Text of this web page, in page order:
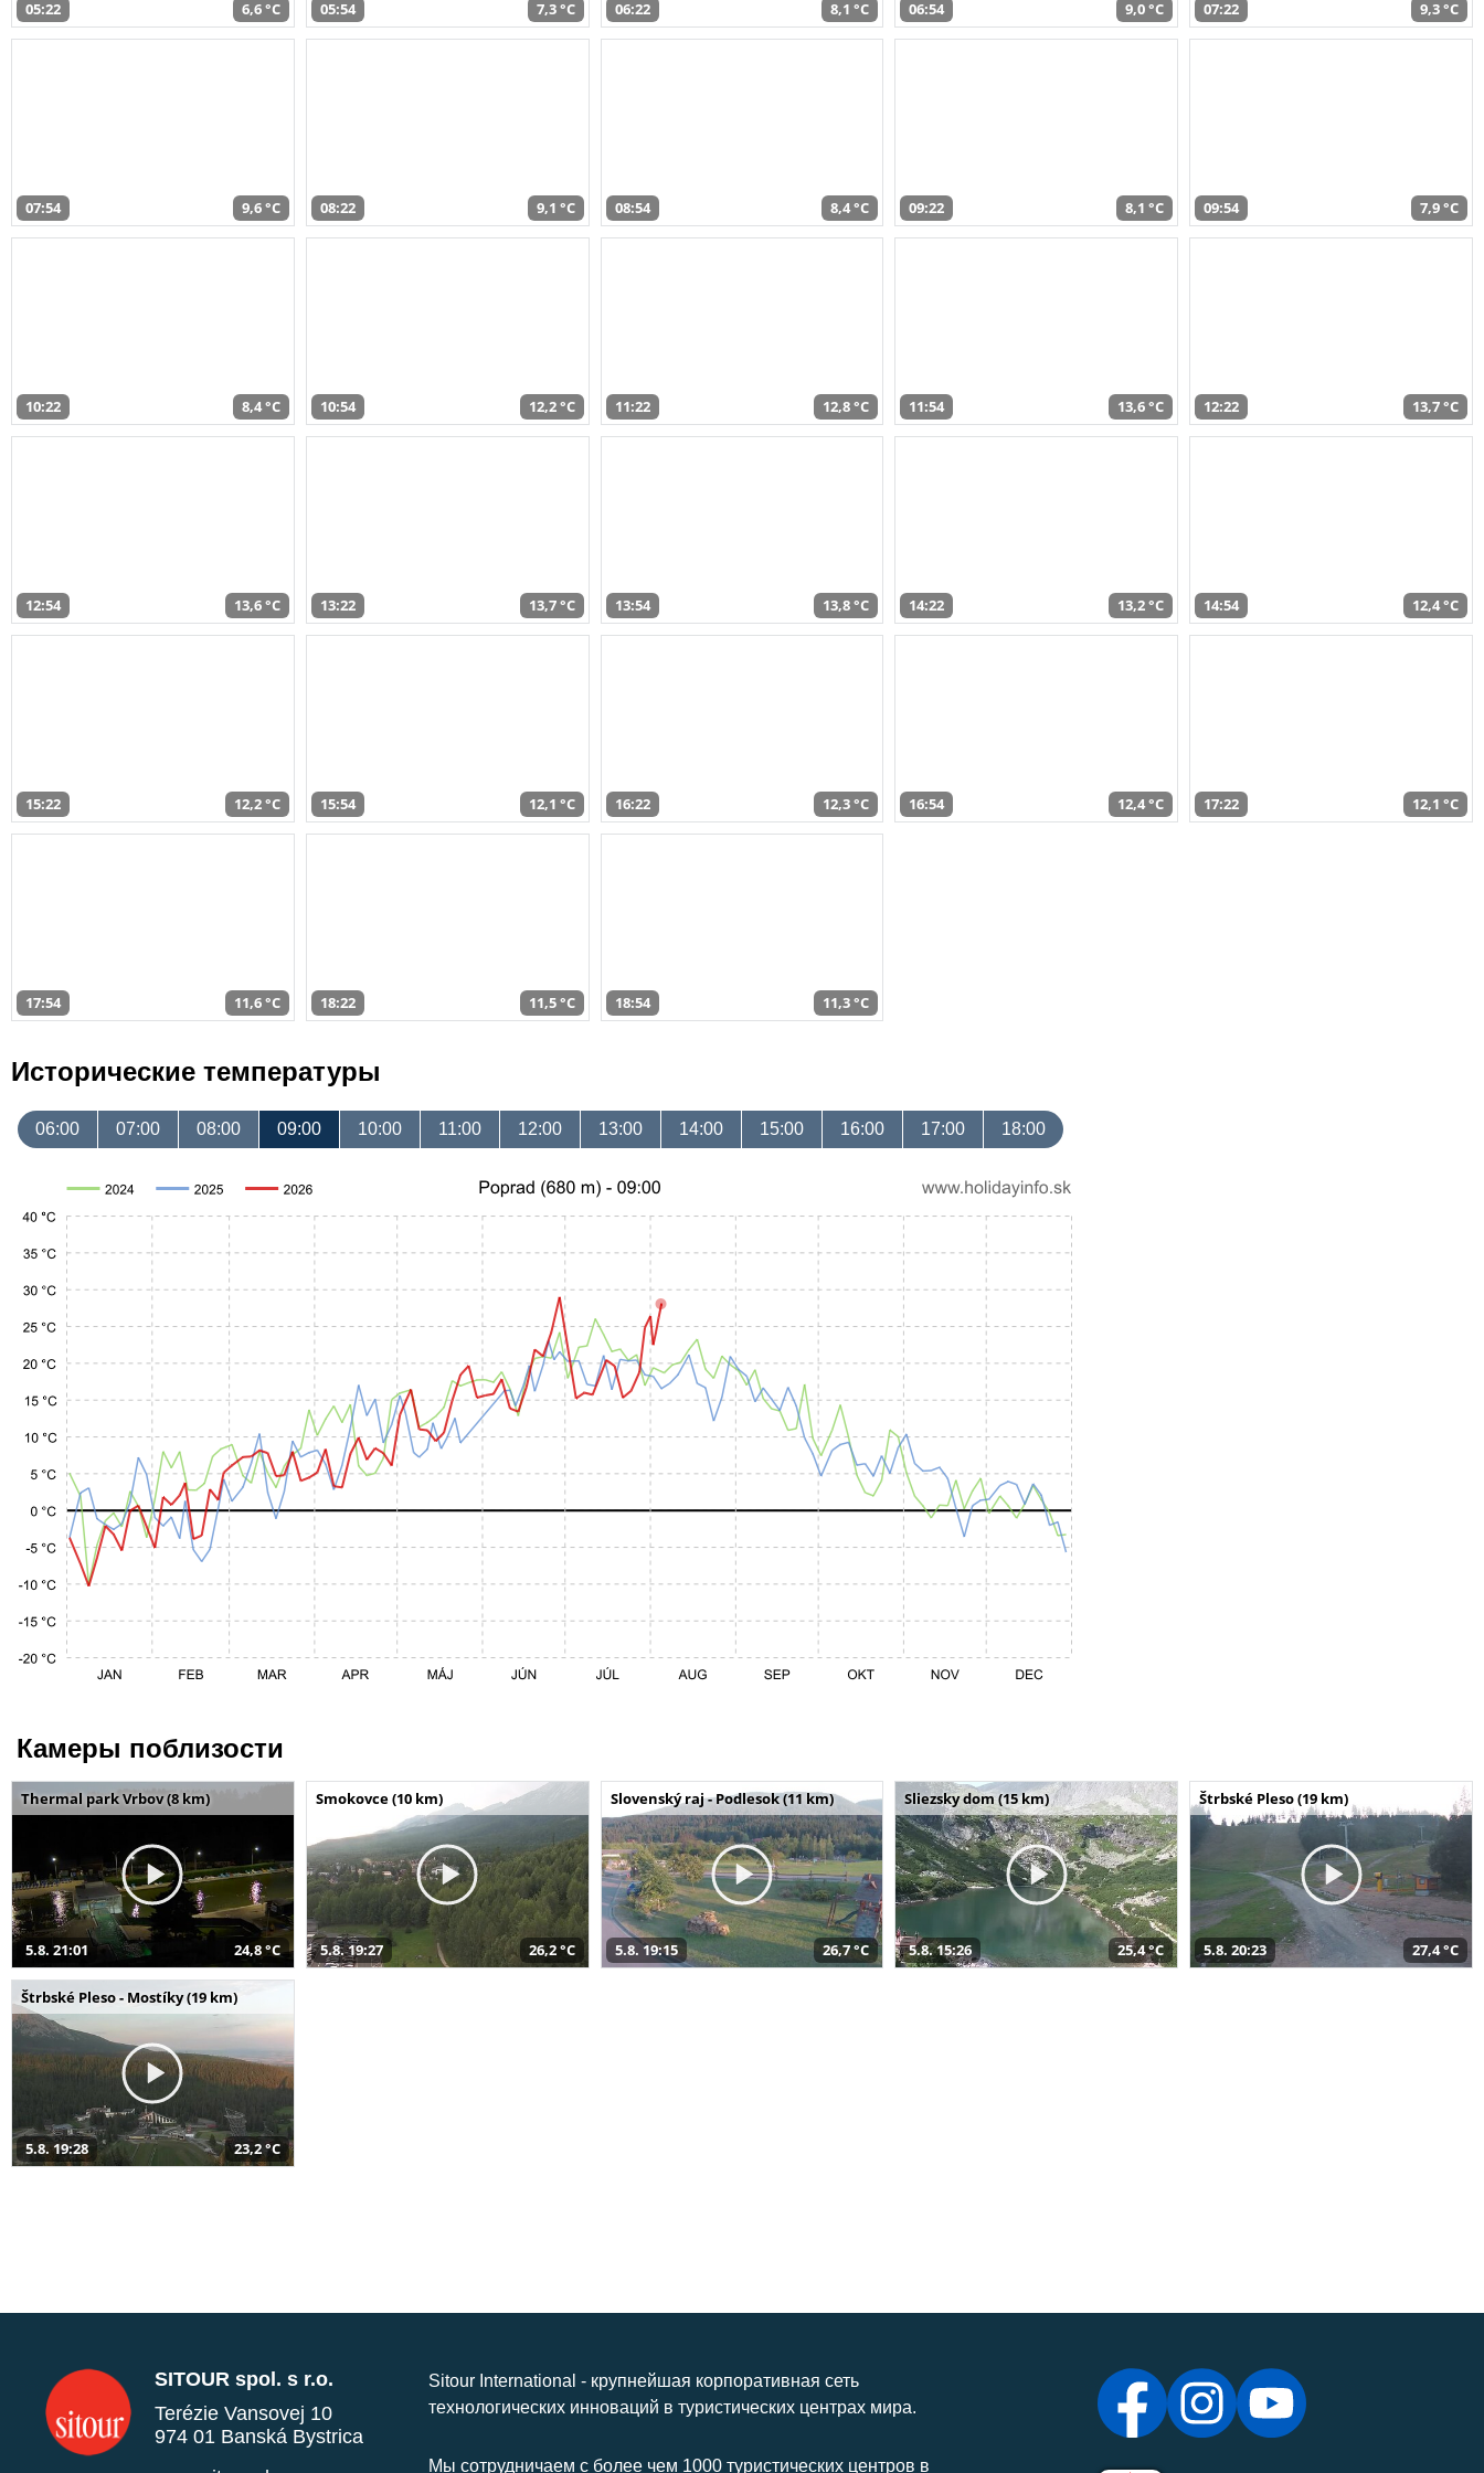
05:22 6,6 °C 05:54 7,3 °C 06:22 8,1 °C 06:54 9,0 °C 07:22 9,3 °C
07:54 9,6 °C 08:22 9,1 °C 08:54 8,4 °C 09:22 8,1 °C 09:54 7,9 °C
10:22 8,4 °C 10:54 12,2 °C 11:22 12,8 °C 11:54 13,6 °C 12:22 13,7 °C
12:54 13,6 °C 13:22 13,7 °C 13:54 13,8 °C 14:22 13,2 °C 14:54 12,4 °C
15:22 12,2 °C 15:54 12,1 °C 16:22 12,3 °C 16:54 12,4 °C 17:22 12,1 °C
17:54 11,6 °C 18:22 11,5 °C 18:54 11,3 °C
Исторические температуры
06:00 07:00 08:00 09:00 10:00 11:00 12:00 13:00 14:00 15:00 16:00 17:00 18:00
Камеры поблизости
Thermal park Vrbov (8 km)
5.8. 21:01 24,8 °C
Smokovce (10 km)
5.8. 19:27 26,2 °C
Slovenský raj - Podlesok (11 km)
5.8. 19:15 26,7 °C
Sliezsky dom (15 km)
5.8. 15:26 25,4 °C
Štrbské Pleso (19 km)
5.8. 20:23 27,4 °C
Štrbské Pleso - Mostíky (19 km)
5.8. 19:28 23,2 °C
SITOUR spol. s r.o.
Terézie Vansovej 10
974 01 Banská Bystrica
Sitour International - крупнейшая корпоративная сеть
технологических инноваций в туристических центрах мира.
Мы сотрудничаем с более чем 1000 туристических центров в